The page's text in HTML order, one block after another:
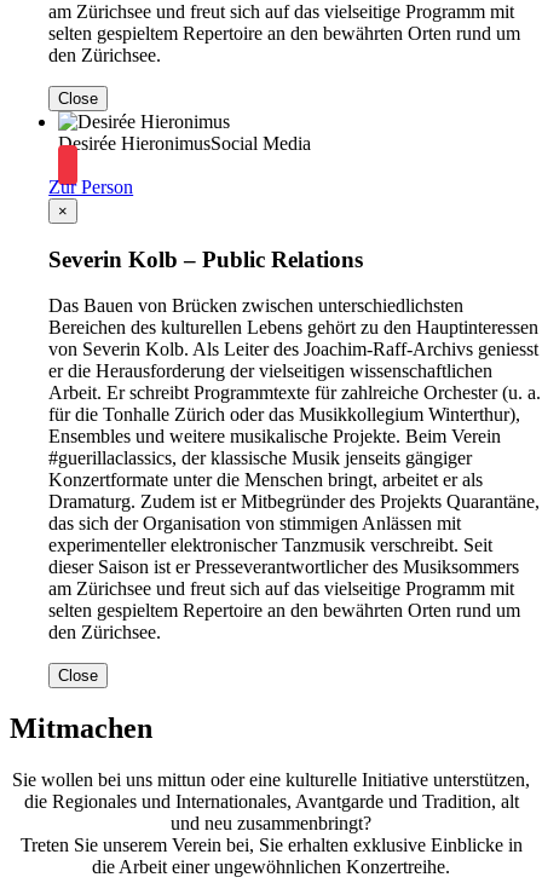
am Zürichsee und freut sich auf das vielseitige Programm mit
selten gespieltem Repertoire an den bewährten Orten rund um
den Zürichsee.
Close
Desirée HieronimusSocial Media
Zur Person
×
Severin Kolb – Public Relations
Das Bauen von Brücken zwischen unterschiedlichsten
Bereichen des kulturellen Lebens gehört zu den Hauptinteressen
von Severin Kolb. Als Leiter des Joachim-Raff-Archivs geniesst
er die Herausforderung der vielseitigen wissenschaftlichen
Arbeit. Er schreibt Programmtexte für zahlreiche Orchester (u. a.
für die Tonhalle Zürich oder das Musikkollegium Winterthur),
Ensembles und weitere musikalische Projekte. Beim Verein
#guerillaclassics, der klassische Musik jenseits gängiger
Konzertformate unter die Menschen bringt, arbeitet er als
Dramaturg. Zudem ist er Mitbegründer des Projekts Quarantäne,
das sich der Organisation von stimmigen Anlässen mit
experimenteller elektronischer Tanzmusik verschreibt. Seit
dieser Saison ist er Presseverantwortlicher des Musiksommers
am Zürichsee und freut sich auf das vielseitige Programm mit
selten gespieltem Repertoire an den bewährten Orten rund um
den Zürichsee.
Close
Mitmachen
Sie wollen bei uns mittun oder eine kulturelle Initiative unterstützen,
die Regionales und Internationales, Avantgarde und Tradition, alt
und neu zusammenbringt?
Treten Sie unserem Verein bei, Sie erhalten exklusive Einblicke in
die Arbeit einer ungewöhnlichen Konzertreihe.